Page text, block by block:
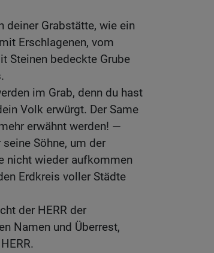
deiner Grabstätte, wie ein
Erschlagenen, vom
Steinen bedeckte Grube
im Grab, denn du hast
Volk erwürgt. Der Same
erwähnt werden! —
seine Söhne, um der
nicht wieder aufkommen
Erdkreis voller Städte
der HERR der
Namen und Überrest,